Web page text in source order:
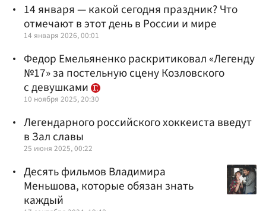
14 января — какой сегодня праздник? Что
отмечают в этот день в России и мире
14 января 2026, 00:01
Федор Емельяненко раскритиковал «Легенду
№17» за постельную сцену Козловского
с девушками
10 ноября 2025, 20:30
Легендарного российского хоккеиста введут
в Зал славы
25 июня 2025, 00:22
Десять фильмов Владимира
Меньшова, которые обязан знать
каждый